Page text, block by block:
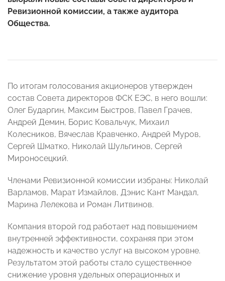
Ревизионной комиссии, а также аудитора
Общества.
По итогам голосования акционеров утвержден
состав Совета директоров ФСК ЕЭС, в него вошли:
Олег Бударгин, Максим Быстров, Павел Грачев,
Андрей Демин, Борис Ковальчук, Михаил
Колесников, Вячеслав Кравченко, Андрей Муров,
Сергей Шматко, Николай Шульгинов, Сергей
Мироносецкий.
Членами Ревизионной комиссии избраны: Николай
Варламов, Марат Измайлов, Дэнис Кант Мандал,
Марина Лелекова и Роман Литвинов.
Компания второй год работает над повышением
внутренней эффективности, сохраняя при этом
надежность и качество услуг на высоком уровне.
Результатом этой работы стало существенное
снижение уровня удельных операционных и